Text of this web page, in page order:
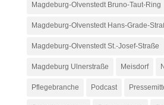
Magdeburg-Olvenstedt Bruno-Taut-Ring
Magdeburg-Olvenstedt Hans-Grade-
Magdeburg-Olvenstedt St.-Josef-Straße
Magdeburg Ulnerstraße Meisdorf
Pflegebranche Podcast